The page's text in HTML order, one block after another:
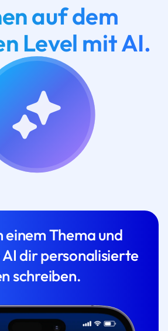
auf dem
Level mit AI.
einem Thema und
AI dir personalisierte
schreiben.